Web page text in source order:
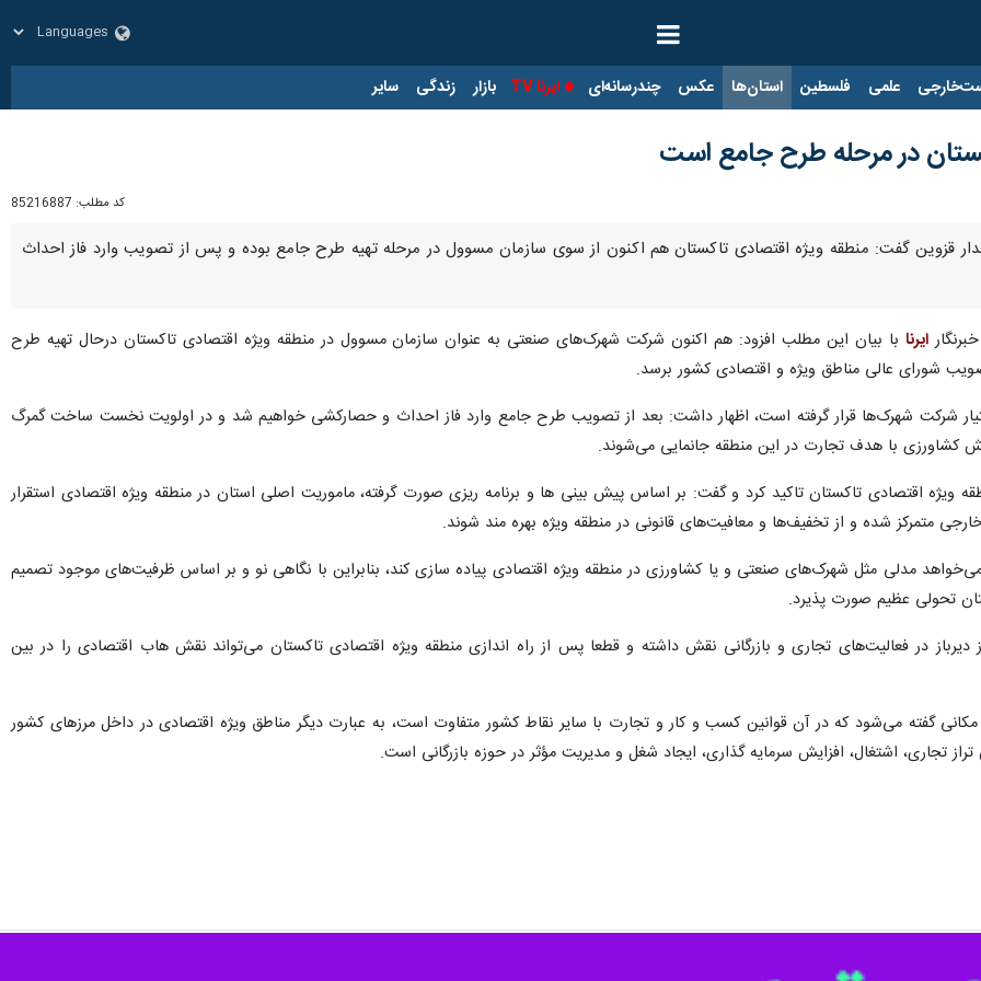
علمی فلسطین استان‌ها عکس چندرسانه‌ای ایرنا TV بازار زندگی سایر
در مرحله طرح جامع است
کد مطلب: 85216887